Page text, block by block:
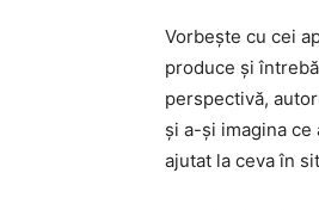
Vorbește cu cei
produce și
perspectivă,
și a-și imagina ce
ajutat la ceva în